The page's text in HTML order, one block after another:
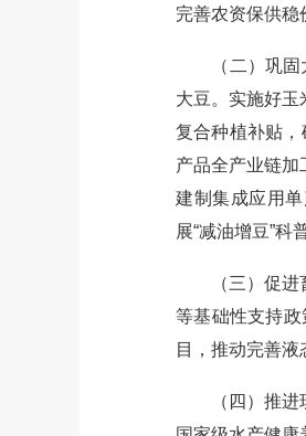
完善农资保供稳
（二）巩固大
大豆。实施好
复合种植补贴
产品全产业链
建制集成应用
展“减油增豆”科
（三）促进畜
等基础性支持
目，推动完善
（四）推进现